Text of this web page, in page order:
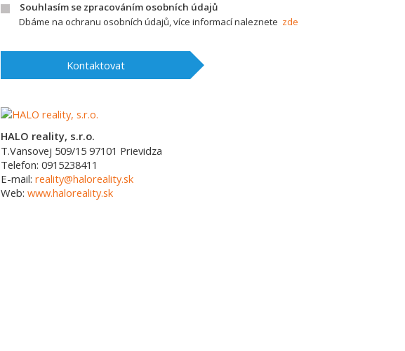
Souhlasím se zpracováním osobních údajů
Dbáme na ochranu osobních údajů, více informací naleznete zde
Kontaktovat
HALO reality, s.r.o.
T.Vansovej 509/15 97101 Prievidza
Telefon: 0915238411
E-mail: reality@haloreality.sk
Web: www.haloreality.sk